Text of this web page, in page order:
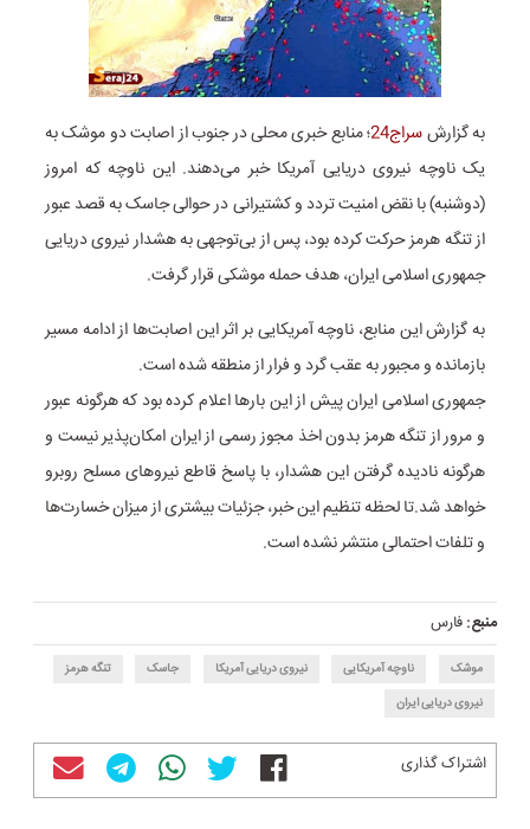
به گزارشسراج24 ؛منابع خبری محلی در جنوب از اصابت دو موشک به
یک ناوچه نیروی دریایی آمریکا خبر می‌دهند.این ناوچه که امروز
(دوشنبه) با نقض امنیت تردد و کشتیرانی در حوالی جاسک به قصد عبور
از تنگه هرمز حرکت کرده بود، پس از بی‌توجهی به هشدار نیروی دریایی
جمهوری اسلامی ایران، هدف حمله موشکی قرار گرفت.
به گزارش این منابع، ناوچه آمریکایی بر اثر این اصابت‌ها از ادامه مسیر
بازمانده و مجبور به عقب گرد و فرار از منطقه شده است.
جمهوری اسلامی ایران پیش از این بارها اعلام کرده بود که هرگونه عبور
و مرور از تنگه هرمز بدون اخذ مجوز رسمی از ایران امکان‌پذیر نیست و
هرگونه نادیده گرفتن این هشدار، با پاسخ قاطع نیروهای مسلح روبرو
خواهد شد.تا لحظه تنظیم این خبر، جزئیات بیشتری از میزان خسارت‌ها
و تلفات احتمالی منتشر نشده است‌.
منبع:فارس
موشک ناوچه آمریکایی نیروی دریایی آمریکا جاسک
تنگه هرمز
نیروی دریایی ایران
اشتراک گذاری